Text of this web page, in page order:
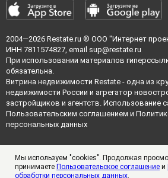
2004—2026 Restate.ru ® ООО "Интернет
ИНН 7811574827, email sup@restate.ru
При использовании материалов
обязательна.
Витрина недвижимости Restate - одна из
недвижимости России и агрегатор
застройщиков и агентств. Использование
Пользовательским соглашением и
персональных данных
Мы используем "cookies". Продолжая
принимаете Пользовательское соглашение и
обработки персональных данных.